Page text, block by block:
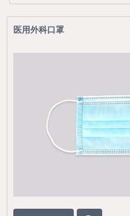
医用外科口罩